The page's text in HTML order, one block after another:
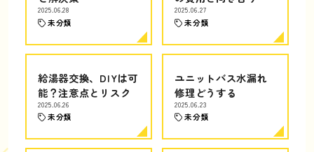
2025.06.28
未分類
2025.06.27
未分類
給湯器交換、DIYは可
能？注意点とリスク
2025.06.26
未分類
ユニットバス水漏れ
修理どうする
2025.06.23
未分類